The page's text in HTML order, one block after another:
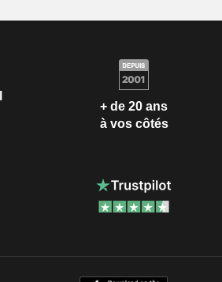
+ de 20 ans
à vos côtés